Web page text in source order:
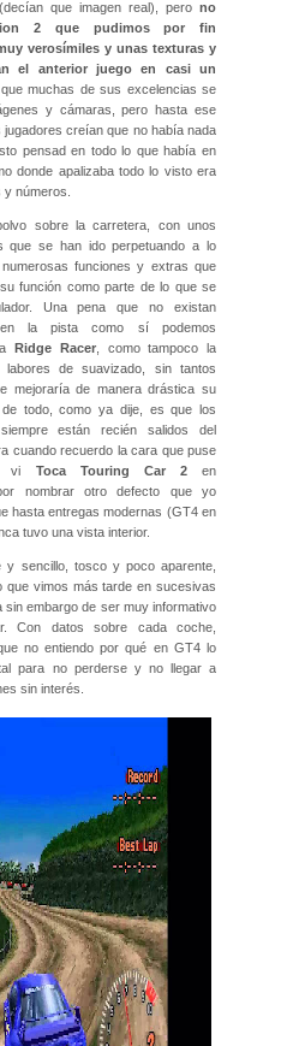
que imagen real), pero no
2 que pudimos por fin
verosímiles y unas texturas y
el anterior juego en casi un
que muchas de sus excelencias se
y cámaras, pero hasta ese
jugadores creían que no había nada
pensad en todo lo que había en
donde apalizaba todo lo visto era
números.
sobre la carretera, con unos
que se han ido perpetuando a lo
funciones y extras que
función como parte de lo que se
Una pena que no existan
en la pista como sí podemos
Ridge Racer, como tampoco la
labores de suavizado, sin tantos
mejoraría de manera drástica su
todo, como ya dije, es que los
están recién salidos del
cuando recuerdo la cara que puse
vi Toca Touring Car 2en
nombrar otro defecto que yo
hasta entregas modernas (GT4 en
tuvo una vista interior.
y sencillo, tosco y poco aparente,
que vimos más tarde en sucesivas
sin embargo de ser muy informativo
Con datos sobre cada coche,
no entiendo por qué en GT4 lo
para no perderse y no llegar a
sin interés.